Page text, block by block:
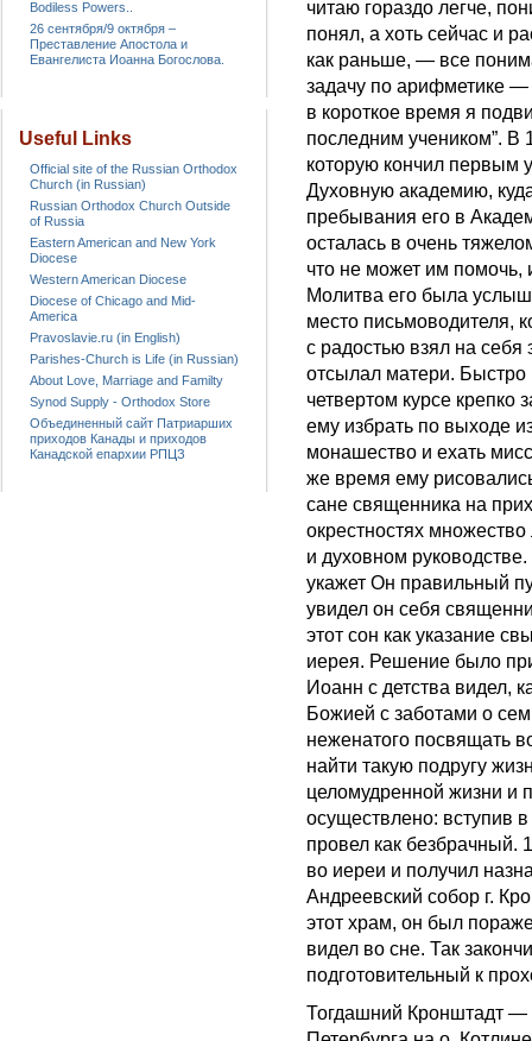
читаю гораздо легче,
понял, а хоть сейчас и
как раньше, — все
задачу по арифметике
в короткое время я
последним учеником”.
которую кончил первым
Духовную академию,
пребывания его в
осталась в очень
что не может им помочь,
Молитва его была
место письмоводителя,
с радостью взял на себя
отсылал матери.
четвертом курсе крепко
ему избрать по выходе
монашество и ехать
же время ему
сане священника на
окрестностях
и духовном
укажет Он правильный
увидел он себя
этот сон как указание
иерея. Решение было
Иоанн с детства видел,
Божией с заботами о
неженатого посвящать
найти такую подругу
целомудренной жизни и
осуществлено: вступив
провел как
во иереи и получил
Андреевский собор г.
этот храм, он был
видел во сне. Так
подготовительный к
Тогдашний Кронштадт —
Bodiless Powers..
26 сентября/9 октября –
Преставление Апостола и
Евангелиста Иоанна Богослова.
Useful Links
Official site of the Russian Orthodox
Church (in Russian)
Russian Orthodox Church Outside
of Russia
Eastern American and New York
Diocese
Western American Diocese
Diocese of Chicago and Mid-
America
Pravoslavie.ru (in English)
Parishes-Church is Life (in Russian)
About Love, Marriage and Familty
Synod Supply - Orthodox Store
Объединенный сайт Патриарших
приходов Канады и приходов
Канадской епархии РПЦЗ